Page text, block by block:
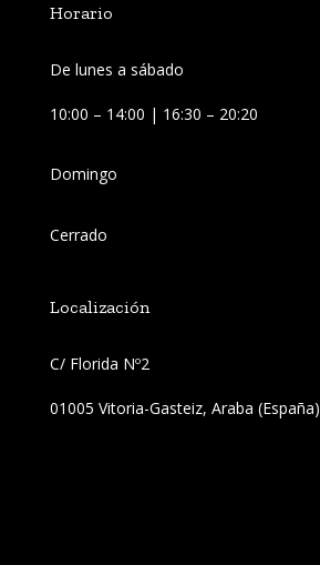
Horario
De lunes a sábado
10:00 – 14:00 | 16:30 – 20:20
Domingo
Cerrado
Localización
C/ Florida Nº2
01005 Vitoria-Gasteiz, Araba (España)